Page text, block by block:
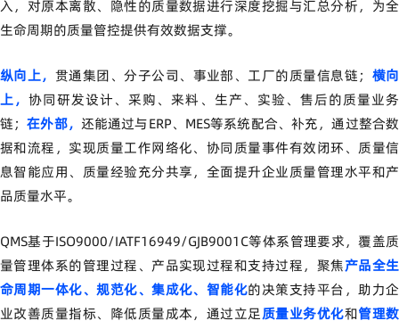
入，对原本离散、隐性的质量数据进行深度挖掘与汇总分析，为全
生命周期的质量管控提供有效数据支撑。
纵向上， 贯通集团、分子公司、事业部、工厂的质量信息链； 横向
上，协同研发设计、采购、来料、生产、实验、售后的质量业务
链；在外部， 还能通过与ERP、MES等系统配合、补充，通过整合数
据和流程，实现质量工作网络化、协同质量事件有效闭环、质量信
息智能应用、质量经验充分共享，全面提升企业质量管理水平和产
品质量水平。
QMS基于ISO9000/IATF16949/GJB9001C等体系管理要求，覆盖质
量管理体系的管理过程、产品实现过程和支持过程，聚焦产品全生
命周期一体化、规范化、集成化、智能化的决策支持平台，助力企
业改善质量指标、降低质量成本，通过立足质量业务优化和管理数